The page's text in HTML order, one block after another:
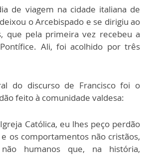
de viagem na cidade italiana de
o Arcebispado e se dirigiu ao
que pela primeira vez recebeu a
Ali, foi acolhido por três
do discurso de Francisco foi o
feito à comunidade valdesa:
Católica, eu lhes peço perdão
os comportamentos não cristãos,
humanos que, na história,